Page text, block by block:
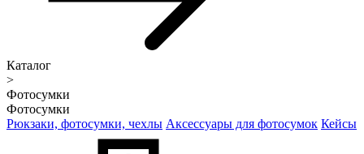
Каталог
>
Фотосумки
Фотосумки
Рюкзаки, фотосумки, чехлы Аксессуары для фотосумок Кейсы